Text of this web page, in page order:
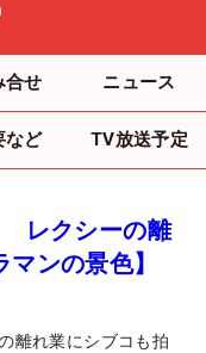
合せ ニュース
など TV放送予定
レクシーの離
ンの景色】
離れ業にシブコも拍